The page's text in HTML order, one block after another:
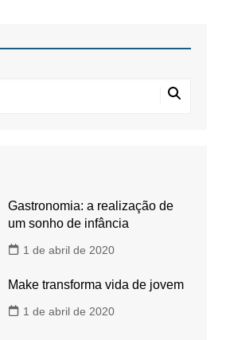
Gastronomia: a realização de
um sonho de infância
1 de abril de 2020
Make transforma vida de jovem
1 de abril de 2020